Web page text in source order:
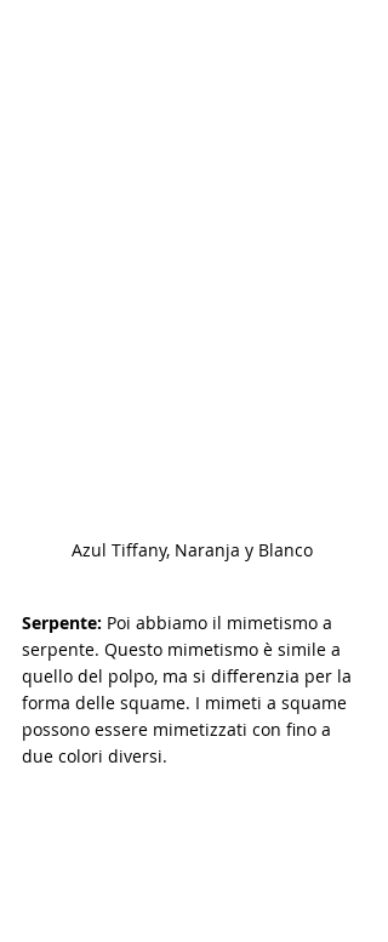
Azul Tiffany, Naranja y Blanco
Serpente: Poi abbiamo il mimetismo a
serpente. Questo mimetismo è simile a
quello del polpo, ma si differenzia per la
forma delle squame. I mimeti a squame
possono essere mimetizzati con fino a
due colori diversi.